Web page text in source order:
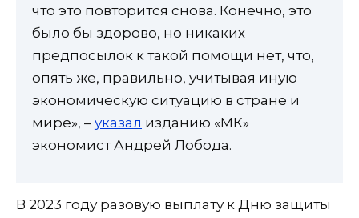
что это повторится снова. Конечно, это
было бы здорово, но никаких
предпосылок к такой помощи нет, что,
опять же, правильно, учитывая иную
экономическую ситуацию в стране и
мире», – указал изданию «МК»
экономист Андрей Лобода.
В 2023 году разовую выплату к Дню защиты